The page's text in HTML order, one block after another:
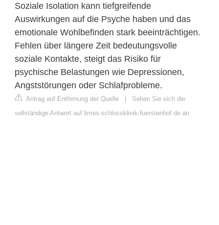
Soziale Isolation kann tiefgreifende
Auswirkungen auf die Psyche haben und das
emotionale Wohlbefinden stark beeinträchtigen.
Fehlen über längere Zeit bedeutungsvolle
soziale Kontakte, steigt das Risiko für
psychische Belastungen wie Depressionen,
Angststörungen oder Schlafprobleme.
Antrag auf Entfernung der Quelle | Sehen Sie sich die
vollständige Antwort auf limes-schlossklinik-fuerstenhof.de an